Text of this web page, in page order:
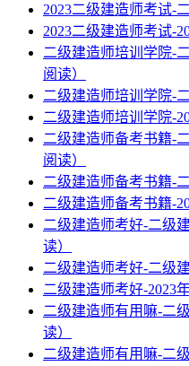
2023二级建造师考试-
2023二级建造师考试-
二级建造师培训学院-
阅读）
二级建造师培训学院-
二级建造师培训学院-
二级建造师备考书籍-
阅读）
二级建造师备考书籍-
二级建造师备考书籍-
二级建造师考好-二级
读）
二级建造师考好-二级
二级建造师考好-2023
二级建造师有用嘛-二
读）
二级建造师有用嘛-二